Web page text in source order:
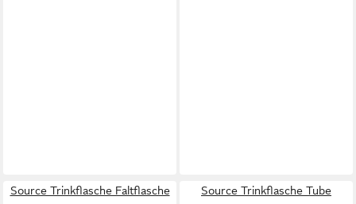
Source Trinkflasche Faltflasche
Source Trinkflasche Tube